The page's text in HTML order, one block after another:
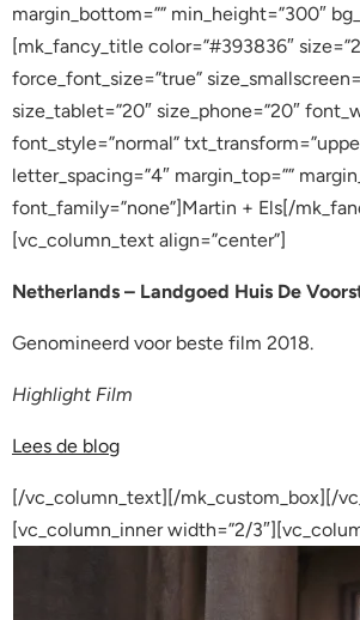
margin_bottom=”” min_height=”300″
[mk_fancy_title color=”#393836″
force_font_size=”true”
size_tablet=”20″ size_phone=”20″
font_style=”normal”
letter_spacing=”4″ margin_top=””
font_family=”none”]Martin + Els[/
[vc_column_text align=”center”]
Netherlands – Landgoed Huis De
Genomineerd voor beste film 2018.
Highlight Film
Lees de blog
[/vc_column_text][/mk_custom_box][/
[vc_column_inner width=”2/